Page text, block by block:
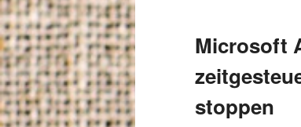
Microsoft
stoppen